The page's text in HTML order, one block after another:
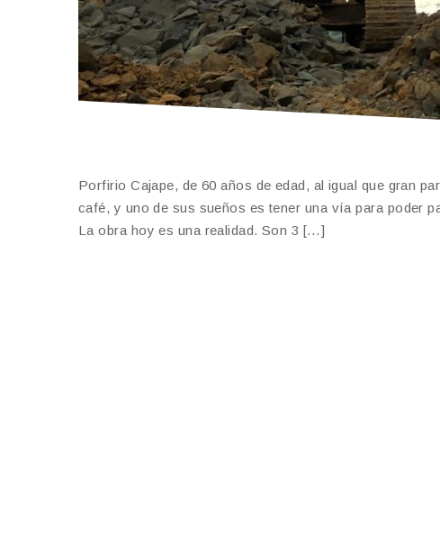
Porfirio Cajape, de 60 años de edad, al igual que gran
café, y uno de sus sueños es tener una vía para poder
La obra hoy es una realidad. Son 3 […]